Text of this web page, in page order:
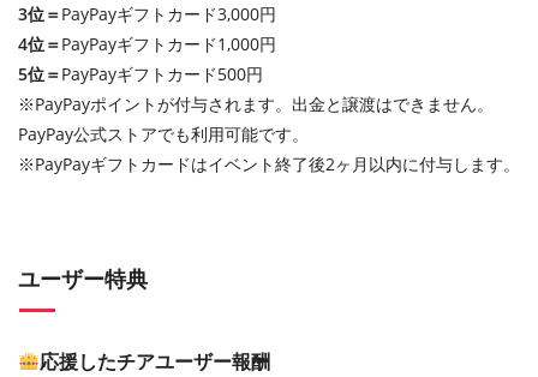
3位＝PayPayギフトカード3,000円
4位＝PayPayギフトカード1,000円
5位＝PayPayギフトカード500円
※PayPayポイントが付与されます。出金と譲渡はできません。
PayPay公式ストアでも利用可能です。
※PayPayギフトカードはイベント終了後2ヶ月以内に付与します。
ユーザー特典
応援したチアユーザー報酬